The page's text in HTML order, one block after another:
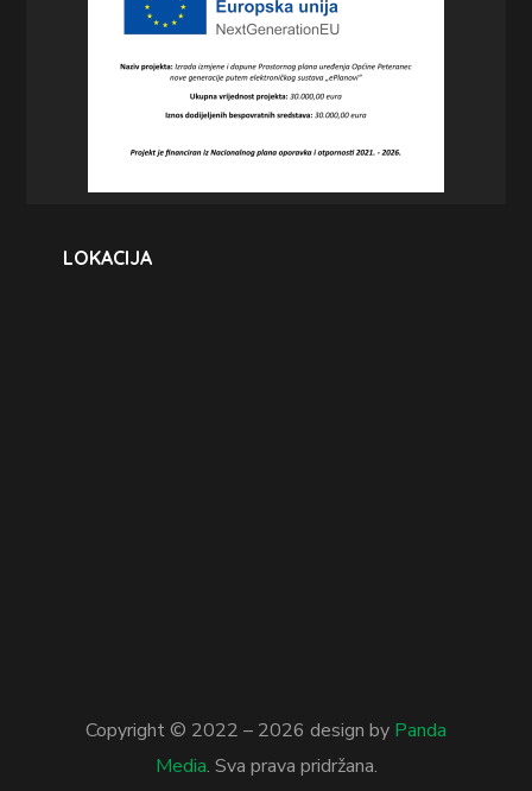
LOKACIJA
Copyright © 2022 – 2026 design by Panda
Media. Sva prava pridržana.